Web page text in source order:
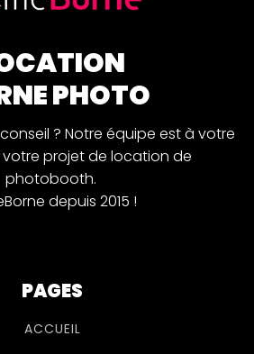
PHOTO
? Notre équipe est à votre
projet de location de
photobooth.
depuis 2015 !
PAGES
ACCUEIL